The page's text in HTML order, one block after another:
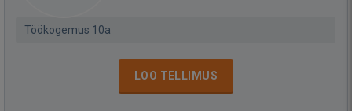
Töökogemus 10a
LOO TELLIMUS